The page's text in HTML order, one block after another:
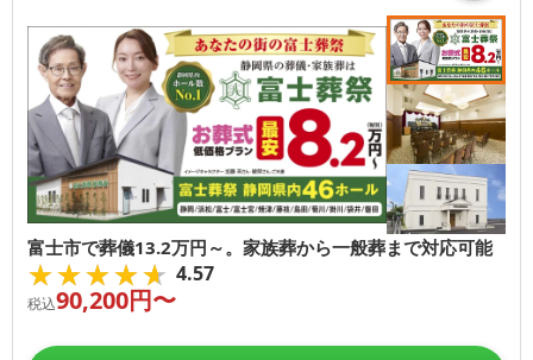
富士市で葬儀13.2万円～。家族葬から一般葬まで対応可能
★★★★★
★★★★★ 4.57
税込90,200円〜